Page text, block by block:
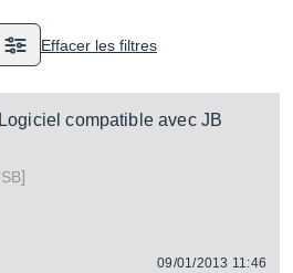
Effacer les filtres
Logiciel compatible avec JB
]
09/01/2013 11:46